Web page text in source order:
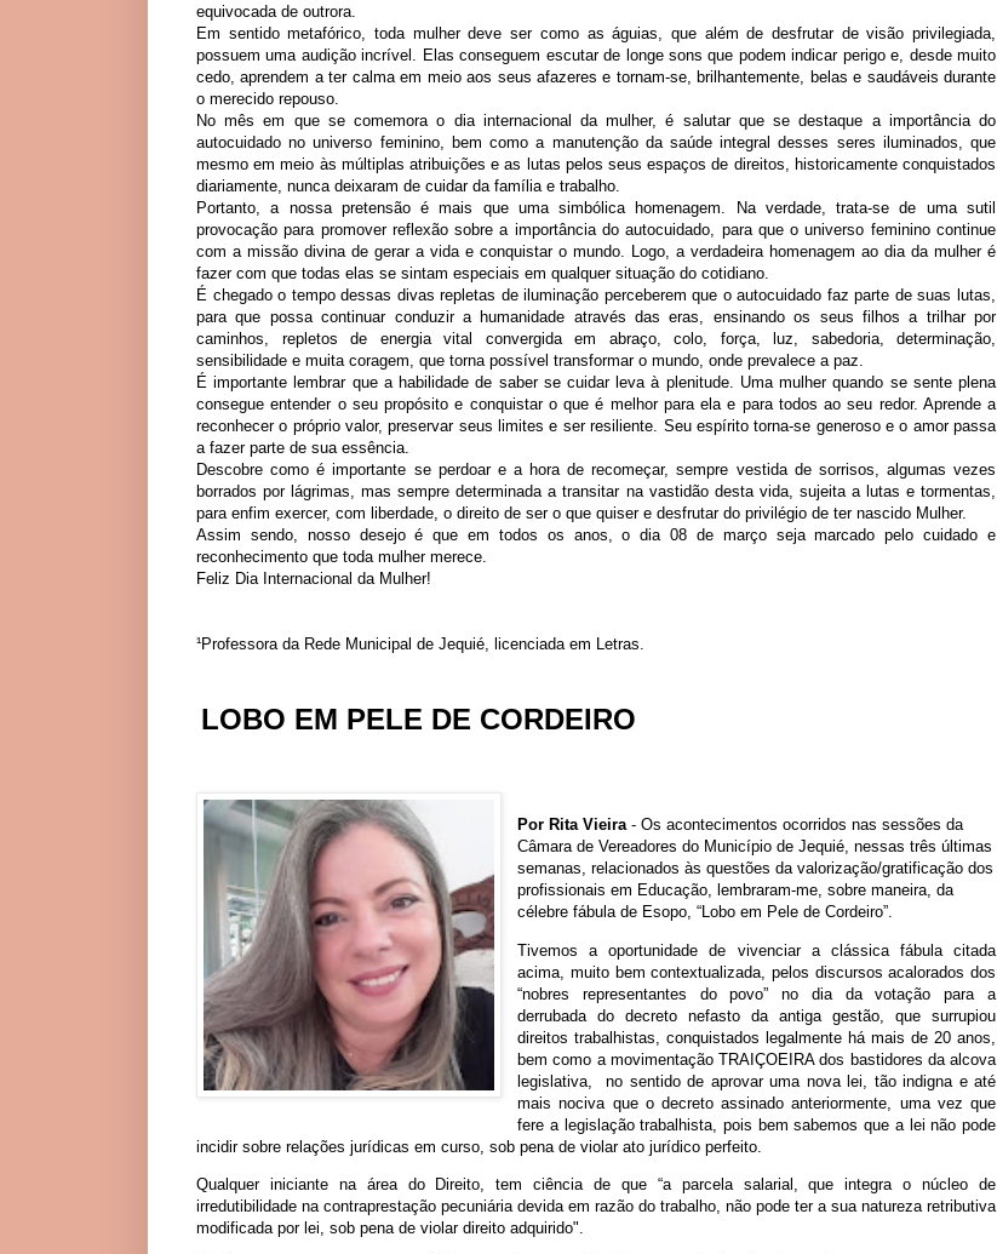
equivocada de outrora.
Em sentido metafórico, toda mulher deve ser como as águias, que além de desfrutar de visão privilegiada,
possuem uma audição incrível. Elas conseguem escutar de longe sons que podem indicar perigo e, desde muito
cedo, aprendem a ter calma em meio aos seus afazeres e tornam-se, brilhantemente, belas e saudáveis durante
o merecido repouso.
No mês em que se comemora o dia internacional da mulher, é salutar que se destaque a importância do
autocuidado no universo feminino, bem como a manutenção da saúde integral desses seres iluminados, que
mesmo em meio às múltiplas atribuições e as lutas pelos seus espaços de direitos, historicamente conquistados
diariamente, nunca deixaram de cuidar da família e trabalho.
Portanto, a nossa pretensão é mais que uma simbólica homenagem. Na verdade, trata-se de uma sutil
provocação para promover reflexão sobre a importância do autocuidado, para que o universo feminino continue
com a missão divina de gerar a vida e conquistar o mundo. Logo, a verdadeira homenagem ao dia da mulher é
fazer com que todas elas se sintam especiais em qualquer situação do cotidiano.
É chegado o tempo dessas divas repletas de iluminação perceberem que o autocuidado faz parte de suas lutas,
para que possa continuar conduzir a humanidade através das eras, ensinando os seus filhos a trilhar por
caminhos, repletos de energia vital convergida em abraço, colo, força, luz, sabedoria, determinação,
sensibilidade e muita coragem, que torna possível transformar o mundo, onde prevalece a paz.
É importante lembrar que a habilidade de saber se cuidar leva à plenitude. Uma mulher quando se sente plena
consegue entender o seu propósito e conquistar o que é melhor para ela e para todos ao seu redor. Aprende a
reconhecer o próprio valor, preservar seus limites e ser resiliente. Seu espírito torna-se generoso e o amor passa
a fazer parte de sua essência.
Descobre como é importante se perdoar e a hora de recomeçar, sempre vestida de sorrisos, algumas vezes
borrados por lágrimas, mas sempre determinada a transitar na vastidão desta vida, sujeita a lutas e tormentas,
para enfim exercer, com liberdade, o direito de ser o que quiser e desfrutar do privilégio de ter nascido Mulher.
Assim sendo, nosso desejo é que em todos os anos, o dia 08 de março seja marcado pelo cuidado e
reconhecimento que toda mulher merece.
Feliz Dia Internacional da Mulher!
¹Professora da Rede Municipal de Jequié, licenciada em Letras.
LOBO EM PELE DE CORDEIRO
Por Rita Vieira- Os acontecimentos ocorridos nas sessões da
Câmara de Vereadores do Município de Jequié, nessas três últimas
semanas, relacionados às questões da valorização/gratificação dos
profissionais em Educação, lembraram-me, sobre maneira, da
célebre fábula de Esopo, “Lobo em Pele de Cordeiro”.
Tivemos a oportunidade de vivenciar a clássica fábula citada
acima, muito bem contextualizada, pelos discursos acalorados dos
“nobres representantes do povo” no dia da votação para a
derrubada do decreto nefasto da antiga gestão, que surrupiou
direitos trabalhistas, conquistados legalmente há mais de 20 anos,
bem como a movimentação TRAIÇOEIRA dos bastidores da alcova
legislativa, no sentido de aprovar uma nova lei, tão indigna e até
mais nociva que o decreto assinado anteriormente, uma vez que
fere a legislação trabalhista, pois bem sabemos que a lei não pode
incidir sobre relações jurídicas em curso, sob pena de violar ato jurídico perfeito.
Qualquer iniciante na área do Direito, tem ciência de que “a parcela salarial, que integra o núcleo de
irredutibilidade na contraprestação pecuniária devida em razão do trabalho, não pode ter a sua natureza retributiva
modificada por lei, sob pena de violar direito adquirido".